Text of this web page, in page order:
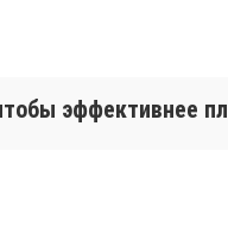
эффективнее